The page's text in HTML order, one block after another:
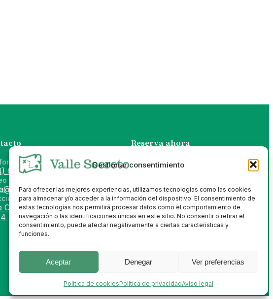
Gestionar consentimiento
Para ofrecer las mejores experiencias, utilizamos tecnologías como las cookies
para almacenar y/o acceder a la información del dispositivo. El consentimiento de
estas tecnologías nos permitirá procesar datos como el comportamiento de
navegación o las identificaciones únicas en este sitio. No consentir o retirar el
consentimiento, puede afectar negativamente a ciertas características y
funciones.
Aceptar Denegar Ver preferencias
Política de cookiesPolítica de privacidadAviso legal
/ WhatsApp
669 69 49 73
electrónico
Constitución, 21
Torremocha (Cáceres)
Reserva ahora
¿Listo para vivir una experiencia única en